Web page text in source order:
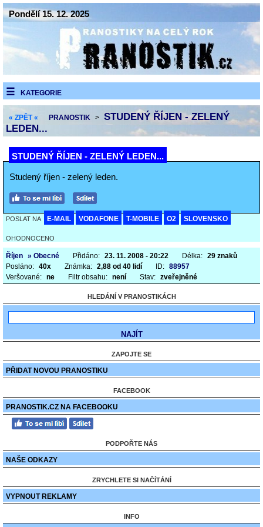
Pondělí 15. 12. 2025
KATEGORIE
« ZPĚT « PRANOSTIK > STUDENÝ ŘÍJEN - ZELENÝ
LEDEN...
STUDENÝ ŘÍJEN - ZELENÝ LEDEN...
Studený říjen - zelený leden.
POSLAT NA E-MAIL VODAFONE T-MOBILE O2 SLOVENSKO
OHODNOCENO
Říjen » Obecné Přidáno: 23. 11. 2008 - 20:22 Délka: 29 znaků
Posláno: 40x Známka: 2,88 od 40 lidí ID: 88957
Veršované: ne Filtr obsahu: není Stav: zveřejněné
HLEDÁNÍ V PRANOSTIKÁCH
ZAPOJTE SE
PŘIDAT NOVOU PRANOSTIKU
FACEBOOK
PRANOSTIK.CZ NA FACEBOOKU
PODPOŘTE NÁS
NAŠE ODKAZY
ZRYCHLETE SI NAČÍTÁNÍ
VYPNOUT REKLAMY
INFO